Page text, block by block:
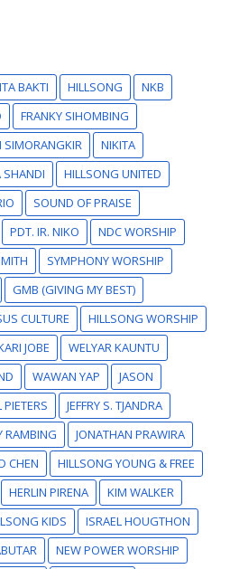
BAKTI HILLSONG
NKB
FRANKY SIHOMBING
SIMORANGKIR
NIKITA
SHANDI
HILLSONG UNITED
SOUND OF PRAISE
PDT. IR. NIKO
NDC WORSHIP
SYMPHONY WORSHIP
GMB (GIVING MY BEST)
CULTURE
HILLSONG WORSHIP
JOBE
WELYAR KAUNTU
WAWAN YAP
JASON
JEFFRY S. TJANDRA
RAMBING
JONATHAN PRAWIRA
CHEN
HILLSONG YOUNG & FREE
HERLIN PIRENA
KIM WALKER
KIDS
ISRAEL HOUGTHON
NEW POWER WORSHIP